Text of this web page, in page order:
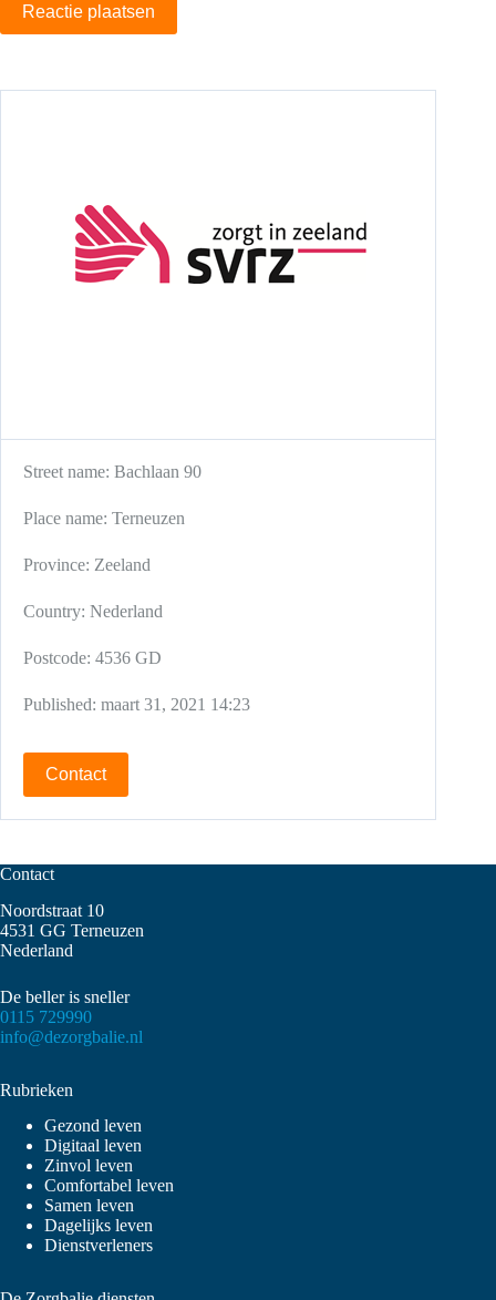
Reactie plaatsen
Street name: Bachlaan 90
Place name: Terneuzen
Province: Zeeland
Country: Nederland
Postcode: 4536 GD
Published: maart 31, 2021 14:23
Contact
Contact
Noordstraat 10
4531 GG Terneuzen
Nederland
De beller is sneller
0115 729990
info@dezorgbalie.nl
Rubrieken
Gezond leven
Digitaal leven
Zinvol leven
Comfortabel leven
Samen leven
Dagelijks leven
Dienstverleners